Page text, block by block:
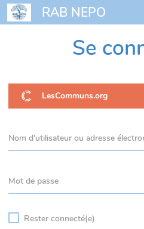
RAB NEPO
Se
LesCommuns.org
Nom d'utilisateur ou adresse
Mot de passe
Rester connecté(e)